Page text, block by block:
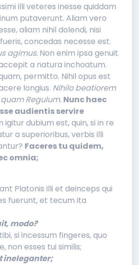
illi veteres inesse quiddam
putaverunt. Aliam vero
aliam nihil dolendi, nisi
concedas necesse est.
agimus. Non enim ipsa genuit
a natura inchoatum.
permitto. Nihil opus est
longius. Nihilo beatiorem
Regulum. Nunc haec
audientis servire
igitur dubium est, quin, si in re
a superioribus, verbis illi
Faceres tu quidem,
omnia;
Platonis illi et deinceps qui
fuerunt, et tecum ita
modo?
si incessum fingeres, quo
non esses tui similis;
ineleganter;